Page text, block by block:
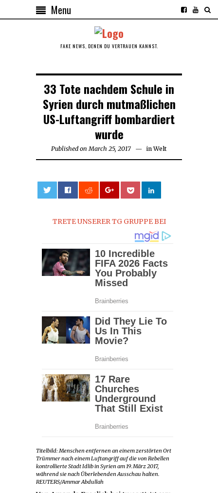
Menu
FAKE NEWS, DENEN DU VERTRAUEN KANNST.
33 Tote nachdem Schule in
Syrien durch mutmaßlichen
US-Luftangriff bombardiert
wurde
Published on March 25, 2017 in Welt
TRETE UNSERER TG GRUPPE BEI
Titelbild: Menschen entfernen an einem zerstörten Ort
Trümmer nach einem Luftangriff auf die von Rebellen
kontrollierte Stadt Idlib in Syrien am 19. März 2017,
während sie nach Überlebenden Ausschau halten.
REUTERS/Ammar Abdullah